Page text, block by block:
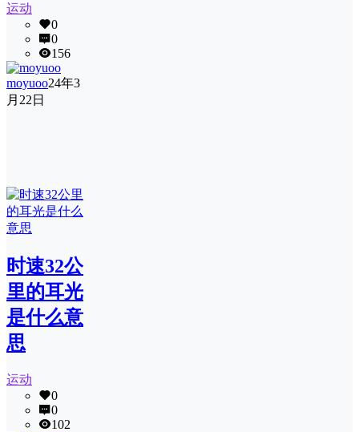
运动
0
0
156
moyuoo24年3
月22日
时速32公
里的耳光
是什么意
思
运动
0
0
102